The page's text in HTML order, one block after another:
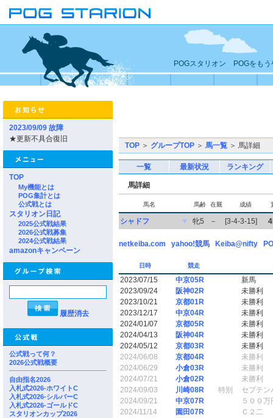
POGスタリオン POGをもう
2023/09/09 故障
★更新不具合復旧
TOP
My機能とは
POG集計とは
公式戦とは
スタリオン日記
2025公式戦結果
2026公式戦募集
2024公式戦結果
amazonキャンペーン
履歴消去
公式戦って何？
2026公式戦概要
自由指名2026
入札式2026-ホワイトC
入札式2026-シルバーC
入札式2026-ゴールドC
スタリオンカップ2026
TOP ＞ グループTOP ＞ 馬一覧 ＞ 馬詳細
一覧 最新状況 ランキング
馬詳細
馬名 馬齢 在厩 成績
シャドフ ▼ 牝5 － [3-4-3-15]
netkeiba.com yahoo!競馬 Keiba@nifty
日時 競走
2023/07/15 中京05R
新馬
2023/09/24
阪神02R
未勝利
2023/10/21
京都01R
未勝利
2023/12/17
中京04R
未勝利
2024/01/07
京都05R
未勝利
2024/04/13
阪神04R
未勝利
2024/05/12
京都03R
未勝利
2024/06/08
京都04R
未勝利
2024/06/29
小倉03R
未勝利
2024/07/21
小倉02R
未勝利
2024/09/03
川崎08R 特別
セプテン
2024/09/21
中京07R
５００万
2024/11/14
園田07R
Ｃ２二